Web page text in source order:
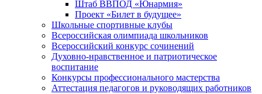
Штаб ВВПОД «Юнармия»
Проект «Билет в будущее»
Школьные спортивные клубы
Всероссийская олимпиада школьников
Всероссийский конкурс сочинений
Духовно-нравственное и патриотическое
воспитание
Конкурсы профессионального мастерства
Аттестация педагогов и руководящих работников